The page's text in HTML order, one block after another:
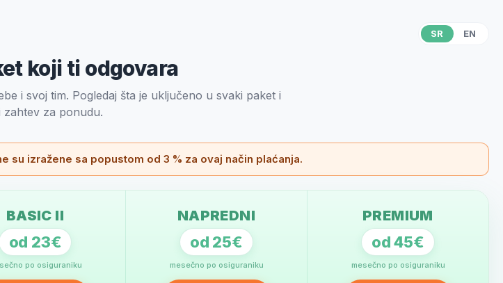
SR EN
koji ti odgovara
i svoj tim. Pogledaj šta je uključeno u svaki paket i
zahtev za ponudu.
su izražene sa popustom od 3 % za ovaj način plaćanja.
BASIC II
od 23€
po osiguraniku
NAPREDNI
od 25€
mesečno po osiguraniku
PREMIUM
od 45€
mesečno po osiguraniku